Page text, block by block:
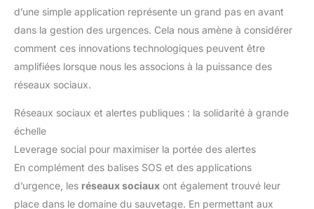
d’une simple application représente un grand pas en avant
dans la gestion des urgences. Cela nous amène à considérer
comment ces innovations technologiques peuvent être
amplifiées lorsque nous les associons à la puissance des
réseaux sociaux.
Réseaux sociaux et alertes publiques : la solidarité à grande
échelle
Leverage social pour maximiser la portée des alertes
En complément des balises SOS et des applications
d’urgence, les réseaux sociaux ont également trouvé leur
place dans le domaine du sauvetage. En permettant aux